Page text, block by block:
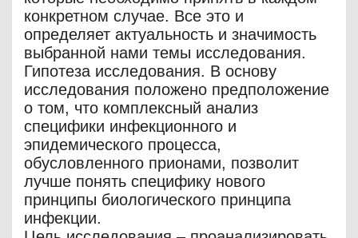
конкретном случае. Все это и
определяет актуальность и значимость
выбранной нами темы исследования.
Гипотеза исследования. В основу
исследования положено предположение
о том, что комплексный анализ
специфики инфекционного и
эпидемического процесса,
обусловленного прионами, позволит
лучше понять специфику нового
принципы биологического принципа
инфекции.